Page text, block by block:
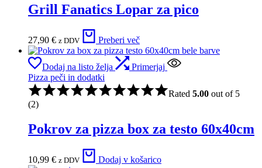
Grill Fanatics Lopar za pico
27,90 € z DDV Preberi več
Dodaj na listo želja
Primerjaj
Pizza peči in dodatki
Rated 5.00 out of 5
(2)
Pokrov za pizza box za testo 60x40cm
10,99 € z DDV Dodaj v košarico